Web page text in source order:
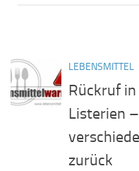
LEBENSMITTEL
Rückruf
Listerien
zurück